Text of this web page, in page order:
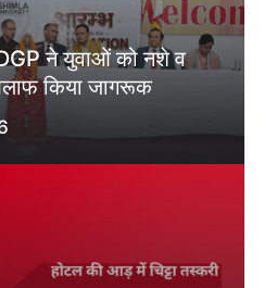
DGP ने युवाओं को नशे व
किया जागरूक